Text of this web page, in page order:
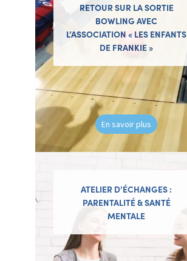
RETOUR SUR LA SORTIE
BOWLING AVEC
L’ASSOCIATION « LES ENFANTS
DE FRANKIE »
En savoir plus
ATELIER D’ÉCHANGES :
PARENTALITÉ & SANTÉ
MENTALE